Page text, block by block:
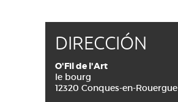
DIRECCIÓN
O'Fil de l'Art
le bourg
12320 Conques-en-Rouergue